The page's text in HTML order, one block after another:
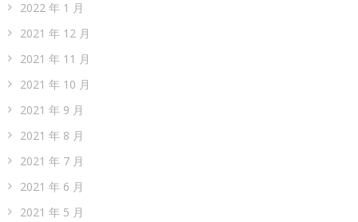
2022 年 1 月
2021 年 12 月
2021 年 11 月
2021 年 10 月
2021 年 9 月
2021 年 8 月
2021 年 7 月
2021 年 6 月
2021 年 5 月